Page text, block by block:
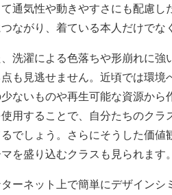
通気性や動きやすさにも配慮
ながり、着ている本人だけでな
、洗濯による色落ちや形崩れに
点も見逃せません。近頃では環
ないものや再生可能な資源か
用することで、自分たちのク
でしょう。さらにそうした価値
を盛り込むクラスも見られます
ーネット上で簡単にデザイン